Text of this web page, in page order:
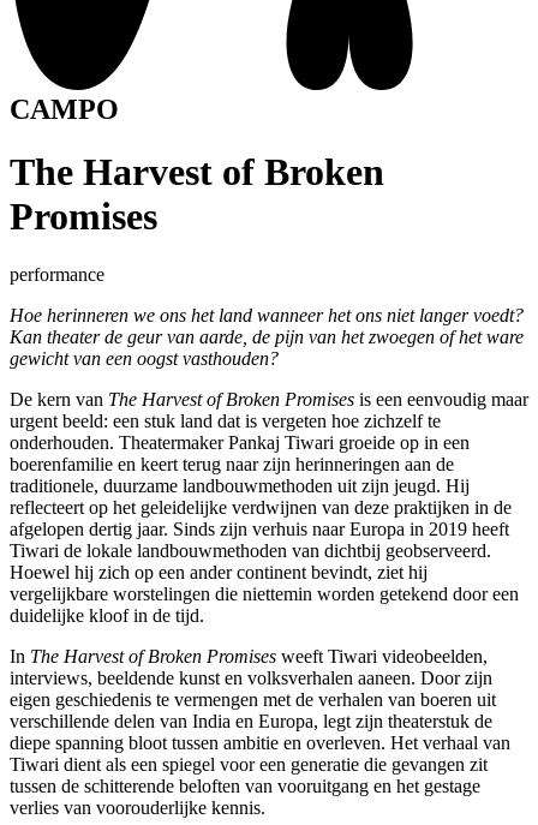
CAMPO
The Harvest of Broken
Promises
performance
Hoe herinneren we ons het land wanneer het ons niet langer voedt?
Kan theater de geur van aarde, de pijn van het zwoegen of het ware
gewicht van een oogst vasthouden?
De kern van The Harvest of Broken Promises is een eenvoudig maar
urgent beeld: een stuk land dat is vergeten hoe zichzelf te
onderhouden. Theatermaker Pankaj Tiwari groeide op in een
boerenfamilie en keert terug naar zijn herinneringen aan de
traditionele, duurzame landbouwmethoden uit zijn jeugd. Hij
reflecteert op het geleidelijke verdwijnen van deze praktijken in de
afgelopen dertig jaar. Sinds zijn verhuis naar Europa in 2019 heeft
Tiwari de lokale landbouwmethoden van dichtbij geobserveerd.
Hoewel hij zich op een ander continent bevindt, ziet hij
vergelijkbare worstelingen die niettemin worden getekend door een
duidelijke kloof in de tijd.
In The Harvest of Broken Promises weeft Tiwari videobeelden,
interviews, beeldende kunst en volksverhalen aaneen. Door zijn
eigen geschiedenis te vermengen met de verhalen van boeren uit
verschillende delen van India en Europa, legt zijn theaterstuk de
diepe spanning bloot tussen ambitie en overleven. Het verhaal van
Tiwari dient als een spiegel voor een generatie die gevangen zit
tussen de schitterende beloften van vooruitgang en het gestage
verlies van voorouderlijke kennis.